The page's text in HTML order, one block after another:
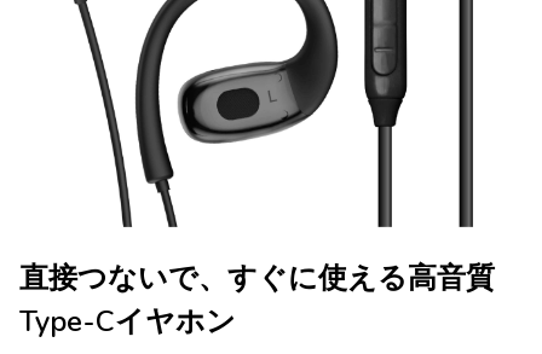
直接つないで、すぐに使える高音質
Type-Cイヤホン